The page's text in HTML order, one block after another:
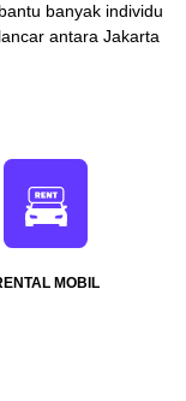
banyak individu
antara Jakarta
MOBIL